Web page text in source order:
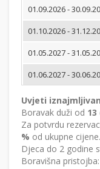
01.09.2026 -
01.10.2026 -
01.05.2027 -
01.06.2027 -
Uvjeti
Boravak duži od 13
Za potvrdu
% od ukupne cijene.
Djeca do 2 godine
Boravišna